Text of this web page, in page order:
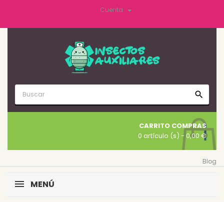
Cuenta 
search
CARRITO COMPRAS
0 artículo (s) - 0,00 €
Blog
MENÚ